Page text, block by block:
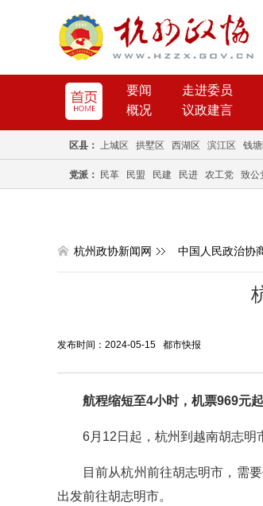
要闻 走进委员
概况
议政建言
区县： 上城区 拱墅区 西湖区 滨江区 钱
党派： 民革 民盟 民建 民进 农工党 致公
杭州政协新闻网 中国人民政治协
发布时间：2024-05-15 都市快报
航程缩短至4小时，机票969元起
6月12日起，杭州到越南胡志明
目前从杭州前往胡志明市，需
出发前往胡志明市。